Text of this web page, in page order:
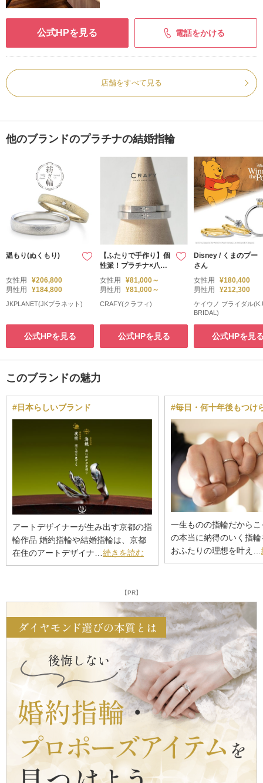
公式HPを見る 電話をかける
店舗をすべて見る
他のブランドのプラチナの結婚指輪
温もり(ぬくもり)
女性用
¥206,800
男性用
¥184,800
JKPLANET(JKプラネット)
公式HPを見る
【ふたりで手作り】個
性派！プラチナ×八光
留めの印台リング
女性用
¥81,000～
男性用
¥81,000～
CRAFY(クラフィ)
公式HPを見る
Disney / くまのプー
さん
女性用
¥180,400
男性用
¥212,300
ケイウノ ブライダル
BRIDAL)
公式HPを見
このブランドの魅力
#日本らしいブランド
アートデザイナーが生み出す京都の指
輪作品 婚約指輪や結婚指輪は、京都
在住のアートデザイナ…続きを読む
#毎日・何十年後もつけ
一生ものの指輪だから
の本当に納得のいく指
おふたりの理想を叶え…
【PR】